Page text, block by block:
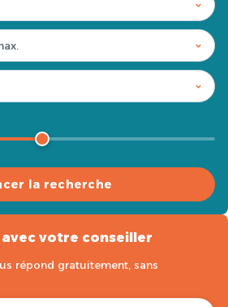
la recherche
votre conseiller
répond gratuitement, sans